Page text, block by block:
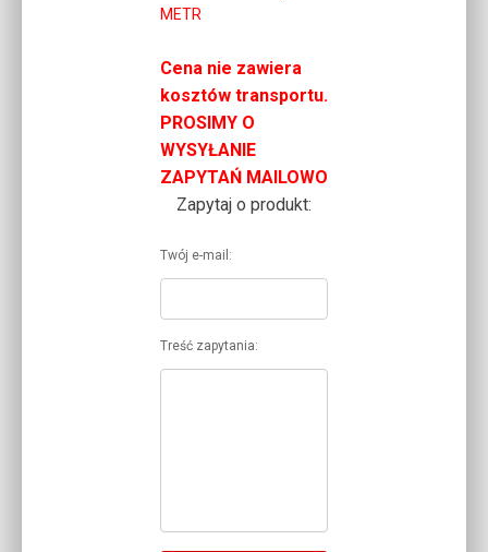
METR
Cena nie zawiera
kosztów transportu.
PROSIMY O
WYSYŁANIE
ZAPYTAŃ MAILOWO
Zapytaj o produkt:
Twój e-mail:
Treść zapytania: